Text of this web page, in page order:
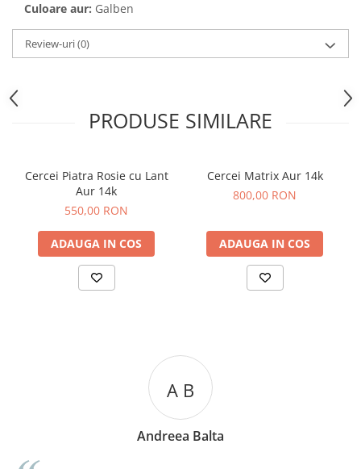
Culoare aur: Galben
Review-uri(0)
PRODUSE SIMILARE
Cercei Piatra Rosie cu Lant
Aur 14k
550,00 RON
ADAUGA IN COS
Cercei Matrix Aur 14k
800,00 RON
ADAUGA IN COS